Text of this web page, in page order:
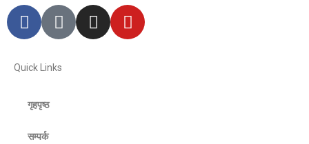
Quick Links
गृहपृष्ठ
सम्पर्क